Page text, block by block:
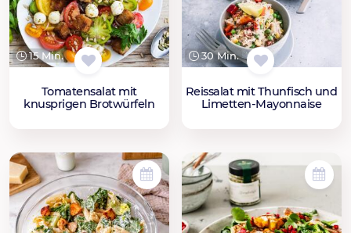
15 Min.
Tomatensalat mit
knusprigen Brotwürfeln
30 Min.
Reissalat mit Thunfisch und
Limetten-Mayonnaise